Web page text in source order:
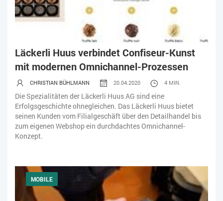
Läckerli Huus verbindet Confiseur-Kunst
mit modernen Omnichannel-Prozessen
CHRISTIAN BÜHLMANN 20.04.2020 4 MIN.
Die Spezialitäten der Läckerli Huus AG sind eine
Erfolgsgeschichte ohnegleichen. Das Läckerli Huus bietet
seinen Kunden vom Filialgeschäft über den Detailhandel bis
zum eigenen Webshop ein durchdachtes Omnichannel-
Konzept.
MOBILE